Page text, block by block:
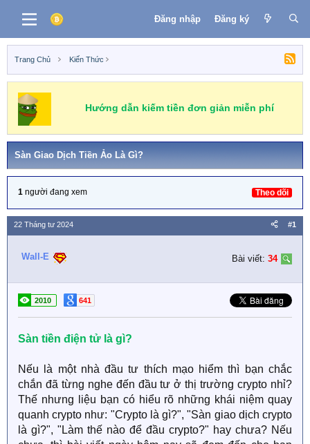
Đăng nhập Đăng ký
Trang Chủ Kiến Thức
Sàn Giao Dịch Tiền Ảo Là Gì?
1 người đang xem Theo dõi
22 Tháng tư 2024 #1
Wall-E Bài viết: 34
2010 641
Sàn tiền điện tử là gì?
Nếu là một nhà đầu tư thích mạo hiểm thì bạn chắc
chắn đã từng nghe đến đầu tư ở thị trường crypto nhỉ?
Thế nhưng liệu bạn có hiểu rõ những khái niệm quay
quanh crypto như: "Crypto là gì?", "Sàn giao dịch crypto
là gì?", "Làm thế nào để đầu crypto?" hay chưa? Nếu